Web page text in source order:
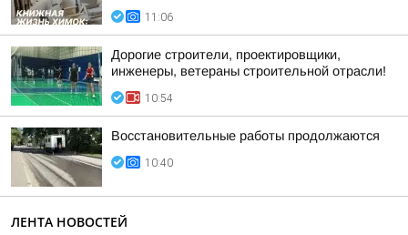
11:06
Дорогие строители, проектировщики,
инженеры, ветераны строительной отрасли!
10:54
Восстановительные работы продолжаются
10:40
ЛЕНТА НОВОСТЕЙ